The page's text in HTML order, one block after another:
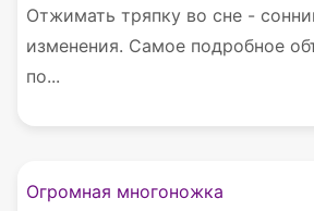
Отжимать тряпку во сне -
изменения. Самое подробное
по...
Огромная многоножка